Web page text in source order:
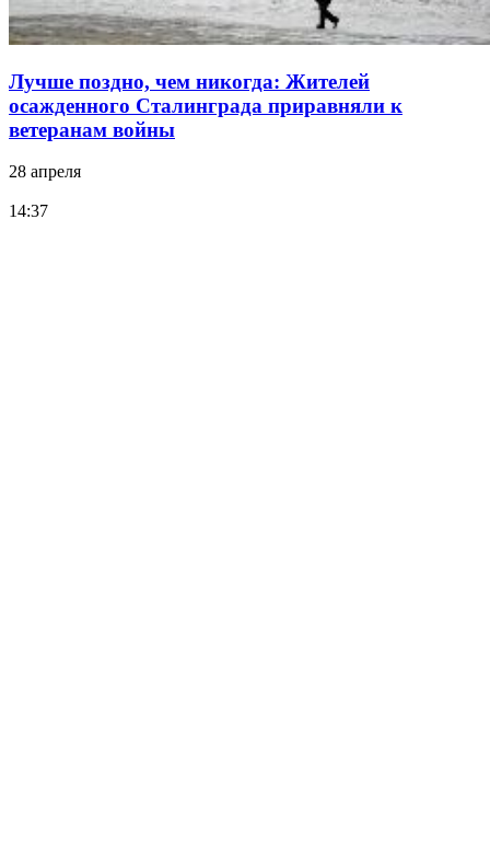
Лучше поздно, чем никогда: Жителей
осажденного Сталинграда приравняли к
ветеранам войны
28 апреля
14:37